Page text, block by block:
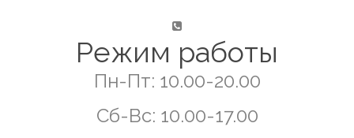
Режим работы
Пн-Пт: 10.00-20.00
Сб-Вс: 10.00-17.00